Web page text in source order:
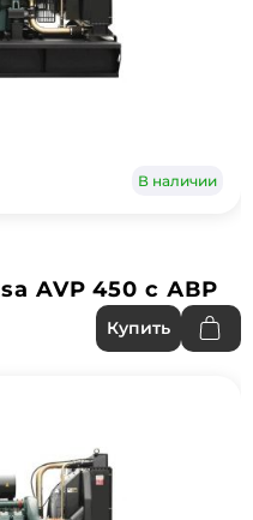
В наличии
AVP 450 с АВР
Купить